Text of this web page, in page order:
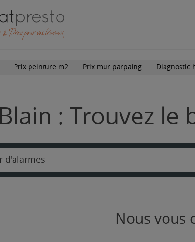
Prix peinture m2 Prix mur parpaing Diagnostic
Blain : Trouvez
d'alarmes
Nous vous